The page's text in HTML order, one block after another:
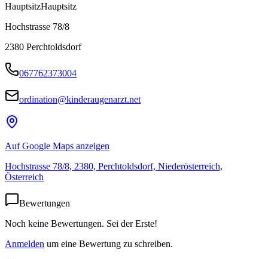
HauptsitzHauptsitz
Hochstrasse 78/8
2380 Perchtoldsdorf
067762373004
ordination@kinderaugenarzt.net
Auf Google Maps anzeigen
Hochstrasse 78/8, 2380, Perchtoldsdorf, Niederösterreich,
Österreich
Bewertungen
Noch keine Bewertungen. Sei der Erste!
Anmelden um eine Bewertung zu schreiben.